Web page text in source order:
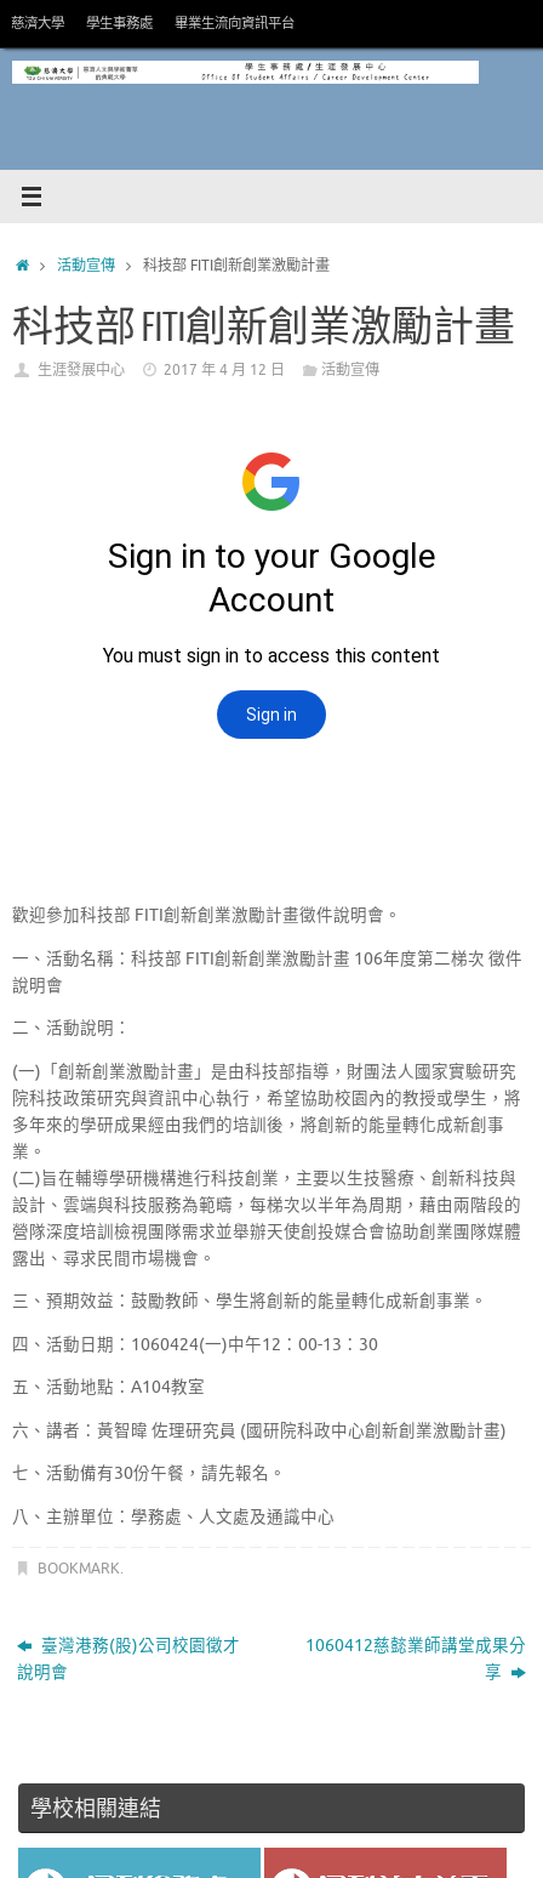
Skip
content
慈濟大學 學生事務處 畢業生流向資訊平台
HOME活動宣傳 科技部 FITI創新創業激勵計畫
科技部 FITI創新創業激勵計畫
生涯發展中心 2017 年 4 月 12 日 活動宣傳
歡迎參加科技部 FITI創新創業激勵計畫徵件說明會。
一、活動名稱：科技部 FITI創新創業激勵計畫 106年度第二梯次 徵件
說明會
二、活動說明：
(一)「創新創業激勵計畫」是由科技部指導，財團法人國家實驗研究
院科技政策研究與資訊中心執行，希望協助校園內的教授或學生，將
多年來的學研成果經由我們的培訓後，將創新的能量轉化成新創事
業。
(二)旨在輔導學研機構進行科技創業，主要以生技醫療、創新科技與
設計、雲端與科技服務為範疇，每梯次以半年為周期，藉由兩階段的
營隊深度培訓檢視團隊需求並舉辦天使創投媒合會協助創業團隊媒體
露出、尋求民間市場機會。
三、預期效益：鼓勵教師、學生將創新的能量轉化成新創事業。
四、活動日期：1060424(一)中午12：00-13：30
五、活動地點：A104教室
六、講者：黃智暐 佐理研究員 (國研院科政中心創新創業激勵計畫)
七、活動備有30份午餐，請先報名。
八、主辦單位：學務處、人文處及通識中心
BOOKMARK.
臺灣港務(股)公司校園徵才
說明會
1060412慈懿業師講堂成果分
享
學校相關連結